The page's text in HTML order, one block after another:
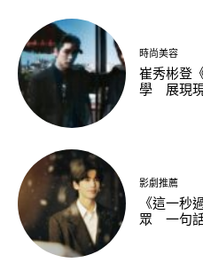
時尚美容
崔秀彬登
學 展現
影劇推薦
《這一秒
眾 一句